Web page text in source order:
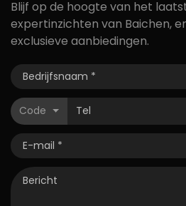
Blijf op de hoogte van het
expertinzichten van Baichen,
exclusieve aanbiedingen.
Code